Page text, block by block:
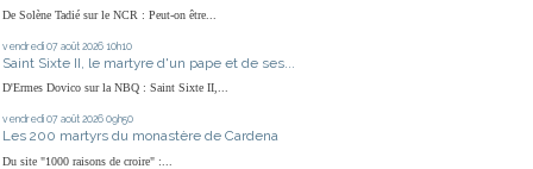
De Solène Tadié sur le NCR : Peut-on être...
vendredi 07 août 2026 10h10
Saint Sixte II, le martyre d'un pape et de ses...
D'Ermes Dovico sur la NBQ : Saint Sixte II,...
vendredi 07 août 2026 09h50
Les 200 martyrs du monastère de Cardena
Du site "1000 raisons de croire" :...